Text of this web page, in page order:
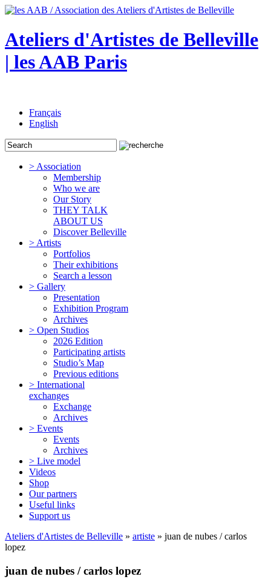
Ateliers d'Artistes de Belleville
| les AAB Paris
Français
English
> Association
Membership
Who we are
Our Story
THEY TALK
ABOUT US
Discover Belleville
> Artists
Portfolios
Their exhibitions
Search a lesson
> Gallery
Presentation
Exhibition Program
Archives
> Open Studios
2026 Edition
Participating artists
Studio’s Map
Previous editions
> International
exchanges
Exchange
Archives
> Events
Events
Archives
> Live model
Videos
Shop
Our partners
Useful links
Support us
Ateliers d'Artistes de Belleville » artiste » juan de nubes / carlos
lopez
juan de nubes / carlos lopez